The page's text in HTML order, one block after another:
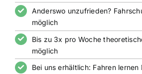
Anderswo unzufrieden?
möglich
Bis zu 3x pro Woche
möglich
Bei uns erhältlich: Fahren